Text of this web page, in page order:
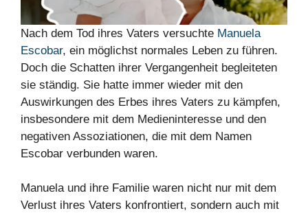
Nach dem Tod ihres Vaters versuchte Manuela
Escobar, ein möglichst normales Leben zu führen.
Doch die Schatten ihrer Vergangenheit begleiteten
sie ständig. Sie hatte immer wieder mit den
Auswirkungen des Erbes ihres Vaters zu kämpfen,
insbesondere mit dem Medieninteresse und den
negativen Assoziationen, die mit dem Namen
Escobar verbunden waren.
Manuela und ihre Familie waren nicht nur mit dem
Verlust ihres Vaters konfrontiert, sondern auch mit